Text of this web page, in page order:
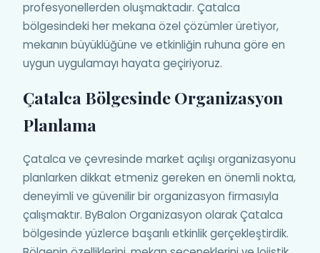
profesyonellerden oluşmaktadır. Çatalca
bölgesindeki her mekana özel çözümler üretiyor,
mekanın büyüklüğüne ve etkinliğin ruhuna göre en
uygun uygulamayı hayata geçiriyoruz.
Çatalca Bölgesinde Organizasyon
Planlama
Çatalca ve çevresinde market açılışı organizasyonu
planlarken dikkat etmeniz gereken en önemli nokta,
deneyimli ve güvenilir bir organizasyon firmasıyla
çalışmaktır. ByBalon Organizasyon olarak Çatalca
bölgesinde yüzlerce başarılı etkinlik gerçekleştirdik.